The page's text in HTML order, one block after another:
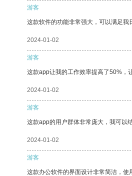
游客
这款软件的功能非常强大，可以满足我
2024-01-02
游客
这款app让我的工作效率提高了50%，
2024-01-02
游客
这款app的用户群体非常庞大，我可以
2024-01-02
游客
这款办公软件的界面设计非常简洁，使